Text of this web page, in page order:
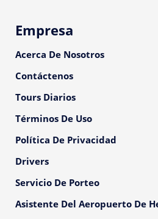
Empresa
Acerca De Nosotros
Contáctenos
Tours Diarios
Términos De Uso
Política De Privacidad
Drivers
Servicio De Porteo
Asistente Del Aeropuerto De